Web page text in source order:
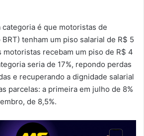
é que motoristas de
tenham um piso salarial de R$ 5
motoristas recebam um piso de R$ 4
seria de 17%, repondo perdas
e recuperando a dignidade salarial
parcelas: a primeira em julho de 8%
de 8,5%.